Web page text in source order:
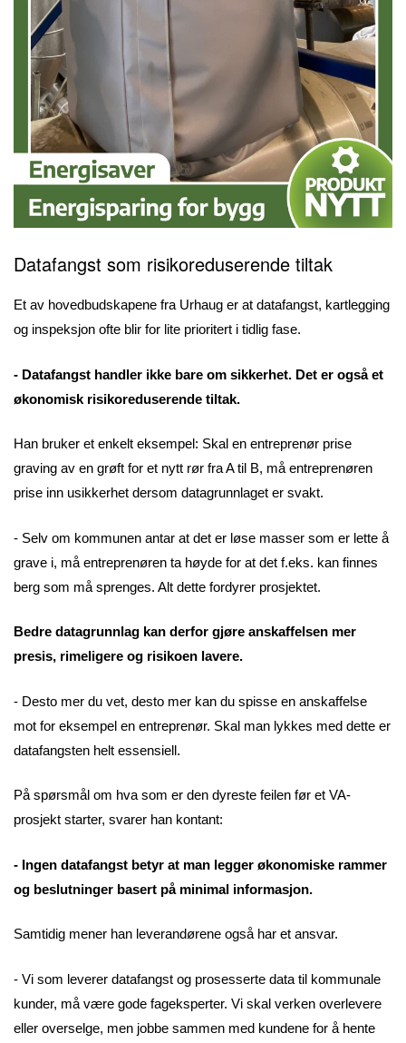
Datafangst som risikoreduserende tiltak
Et av hovedbudskapene fra Urhaug er at datafangst, kartlegging
og inspeksjon ofte blir for lite prioritert i tidlig fase.
- Datafangst handler ikke bare om sikkerhet. Det er også et
økonomisk risikoreduserende tiltak.
Han bruker et enkelt eksempel: Skal en entreprenør prise
graving av en grøft for et nytt rør fra A til B, må entreprenøren
prise inn usikkerhet dersom datagrunnlaget er svakt.
- Selv om kommunen antar at det er løse masser som er lette å
grave i, må entreprenøren ta høyde for at det f.eks. kan finnes
berg som må sprenges. Alt dette fordyrer prosjektet.
Bedre datagrunnlag kan derfor gjøre anskaffelsen mer
presis, rimeligere og risikoen lavere.
- Desto mer du vet, desto mer kan du spisse en anskaffelse
mot for eksempel en entreprenør. Skal man lykkes med dette er
datafangsten helt essensiell.
På spørsmål om hva som er den dyreste feilen før et VA-
prosjekt starter, svarer han kontant:
- Ingen datafangst betyr at man legger økonomiske rammer
og beslutninger basert på minimal informasjon.
Samtidig mener han leverandørene også har et ansvar.
- Vi som leverer datafangst og prosesserte data til kommunale
kunder, må være gode fageksperter. Vi skal verken overlevere
eller overselge, men jobbe sammen med kundene for å hente